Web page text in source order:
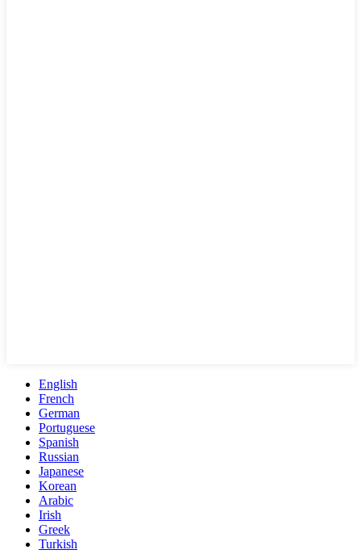
English
French
German
Portuguese
Spanish
Russian
Japanese
Korean
Arabic
Irish
Greek
Turkish